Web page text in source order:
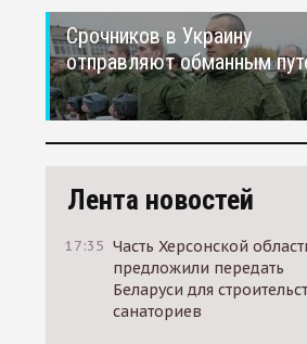
Срочников в Украину
отправляют обманным
Лента новостей
17:35 Часть Херсонской
предложили передать
Беларуси для
санаториев